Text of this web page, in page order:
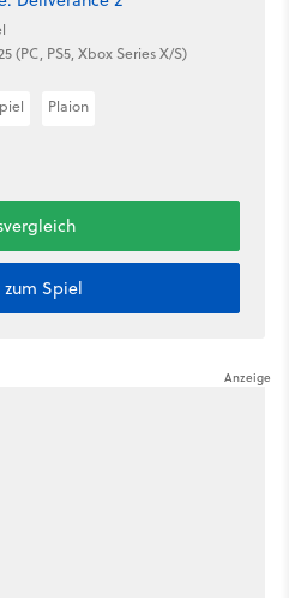
(PC, PS5, Xbox Series X/S)
Plaion
zum Spiel